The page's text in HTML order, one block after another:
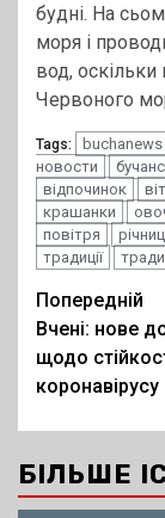
будні. На
моря і
вод,
Червоного
Tags: buchanews
новости
відпочинок
крашанки
повітря
традиції
Post
Попередній
Вчені: нове
щодо
коронавірусу
БІЛЬШЕ